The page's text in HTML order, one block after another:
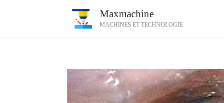
Maxmachine
MACHINES ET TECHNOLOGIE